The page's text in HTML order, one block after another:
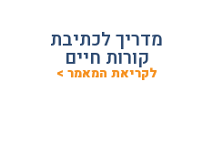
מדריך לכתיבת
קורות חיים
לקריאת המאמר >